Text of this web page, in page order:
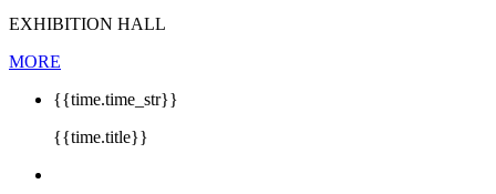
EXHIBITION HALL
MORE
{{time.time_str}}
{{time.title}}